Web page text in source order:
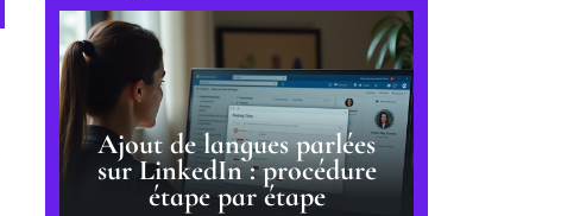
Ajout de langues parlées
sur LinkedIn : procédure
étape par étape